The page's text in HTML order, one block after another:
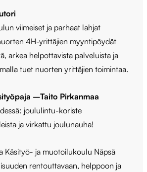
viimeiset ja parhaat lahjat
4H-yrittäjien myyntipöydät
arkea helpottavista palveluista ja
tuet nuorten yrittäjien toimintaa.
–Taito Pirkanmaa
joululintu-koriste
ja virkattu joulunauha!
Käsityö- ja muotoilukoulu Näpsä
rentouttavaan, helppoon ja